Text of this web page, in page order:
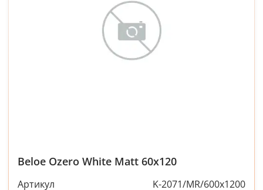
Beloe Ozero White Matt 60x120
Артикул K-2071/MR/600x1200